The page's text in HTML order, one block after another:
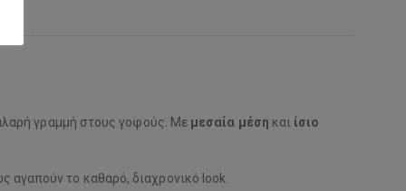
γραμμή στους γοφούς. Με μεσαία μέση και ίσιο
αγαπούν το καθαρό, διαχρονικό look.